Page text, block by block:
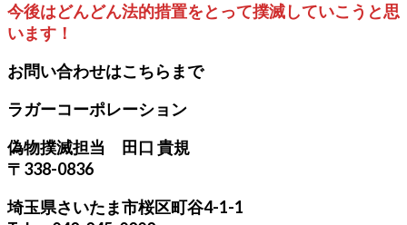
今後はどんどん法的措置をとって撲滅していこうと思
います！
お問い合わせはこちらまで
ラガーコーポレーション
偽物撲滅担当 田口 貴規
〒338-0836
埼玉県さいたま市桜区町谷4-1-1